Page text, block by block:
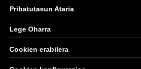
Pribatutasun Ataria
Lege Oharra
Cookien erabilera